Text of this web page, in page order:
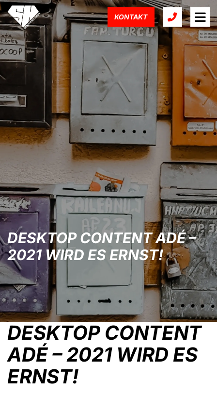
KONTAKT
DESKTOP CONTENT ADÉ –
2021 WIRD ES ERNST!
DESKTOP CONTENT
ADÉ – 2021 WIRD ES
ERNST!